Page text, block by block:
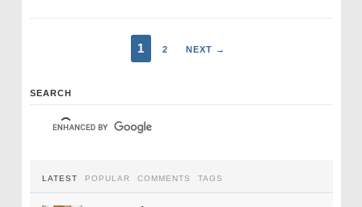
1 2 NEXT →
SEARCH
LATEST POPULAR COMMENTS TAGS